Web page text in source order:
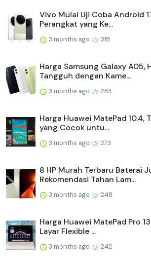
Vivo Mulai Uji Coba Android
Perangkat yang Ke...
3 months ago 318
Harga Samsung Galaxy A05,
Tangguh dengan Kame...
3 months ago 283
Harga Huawei MatePad 10.4,
yang Cocok untu...
3 months ago 273
8 HP Murah Terbaru Baterai
Rekomendasi Tahan Lam...
3 months ago 248
Harga Huawei MatePad Pro
Layar Flexible ...
3 months ago 242